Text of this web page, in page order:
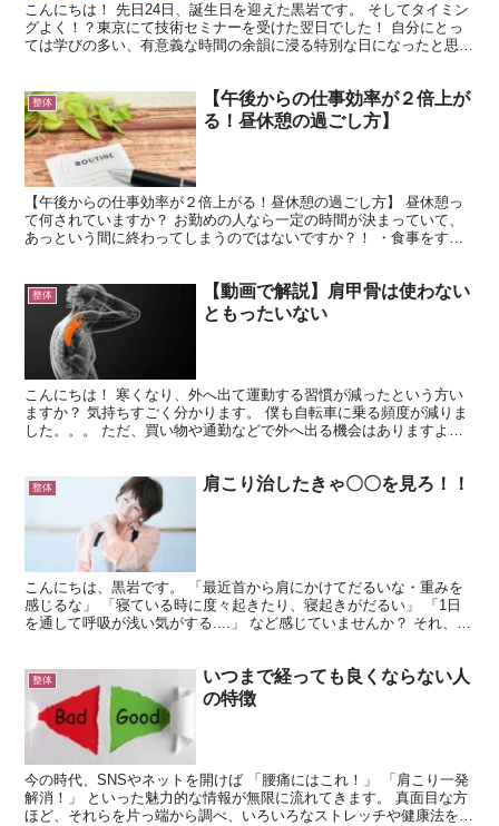
こんにちは！ 先日24日、誕生日を迎えた黒岩です。 そしてタイミン
グよく！？東京にて技術セミナーを受けた翌日でした！ 自分にとっ
ては学びの多い、有意義な時間の余韻に浸る特別な日になったと思い
整体
【午後からの仕事効率が２倍上が
る！昼休憩の過ごし方】
【午後からの仕事効率が２倍上がる！昼休憩の過ごし方】 昼休憩っ
て何されていますか？ お勤めの人なら一定の時間が決まっていて、
あっという間に終わってしまうのではないですか？！ ・食事をす
整体
【動画で解説】肩甲骨は使わない
ともったいない
こんにちは！ 寒くなり、外へ出て運動する習慣が減ったという方い
ますか？ 気持ちすごく分かります。 僕も自転車に乗る頻度が減りま
した。。。 ただ、買い物や通勤などで外へ出る機会はありますよ
整体 肩こり治したきゃ〇〇を見ろ！！
こんにちは、黒岩です。 「最近首から肩にかけてだるいな・重みを
感じるな」 「寝ている時に度々起きたり、寝起きがだるい」 「1日
を通して呼吸が浅い気がする....」 など感じていませんか？ それ、疲
整体
いつまで経っても良くならない人
の特徴
今の時代、SNSやネットを開けば 「腰痛にはこれ！」 「肩こり一発
解消！」 といった魅力的な情報が無限に流れてきます。 真面目な方
ほど、それらを片っ端から調べ、いろいろなストレッチや健康法を試